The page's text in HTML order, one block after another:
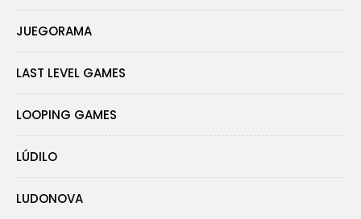
JUEGORAMA
LAST LEVEL GAMES
LOOPING GAMES
LÚDILO
LUDONOVA